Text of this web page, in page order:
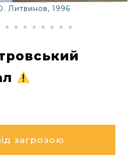
Литвинов, 1996
загрозою